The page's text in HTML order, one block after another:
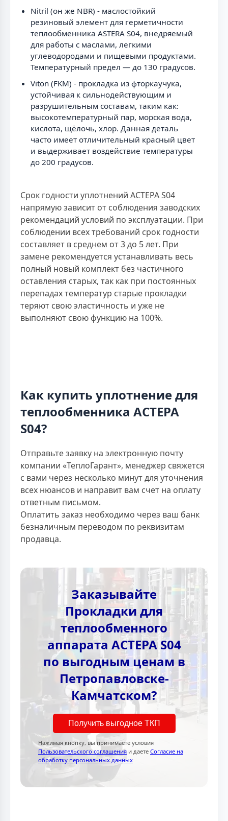
Nitril (он же NBR) - маслостойкий
резиновый элемент для герметичности
теплообменника ASTERA S04, внедряемый
для работы с маслами, легкими
углеводородами и пищевыми продуктами.
Температурный предел — до 130 градусов.
Viton (FKM) - прокладка из фторкаучука,
устойчивая к сильнодействующим и
разрушительным составам, таким как:
высокотемпературный пар, морская вода,
кислота, щёлочь, хлор. Данная деталь
часто имеет отличительный красный цвет
и выдерживает воздействие температуры
до 200 градусов.
Срок годности уплотнений АСТЕРА S04
напрямую зависит от соблюдения заводских
рекомендаций условий по эксплуатации. При
соблюдении всех требований срок годности
составляет в среднем от 3 до 5 лет. При
замене рекомендуется устанавливать весь
полный новый комплект без частичного
оставления старых, так как при постоянных
перепадах температур старые прокладки
теряют свою эластичность и уже не
выполняют свою функцию на 100%.
Как купить уплотнение для
теплообменника АСТЕРА
S04?
Отправьте заявку на электронную почту
компании «ТеплоГарант», менеджер свяжется
с вами через несколько минут для уточнения
всех нюансов и направит вам счет на оплату
ответным письмом.
Оплатить заказ необходимо через ваш банк
безналичным переводом по реквизитам
продавца.
Заказывайте
Прокладки для
теплообменного
аппарата АСТЕРА S04
по выгодным ценам в
Петропавловске-
Камчатском?
Получить выгодное ТКП
Нажимая кнопку, вы принимаете условия
Пользовательского соглашения и даете Согласие на
обработку персональных данных